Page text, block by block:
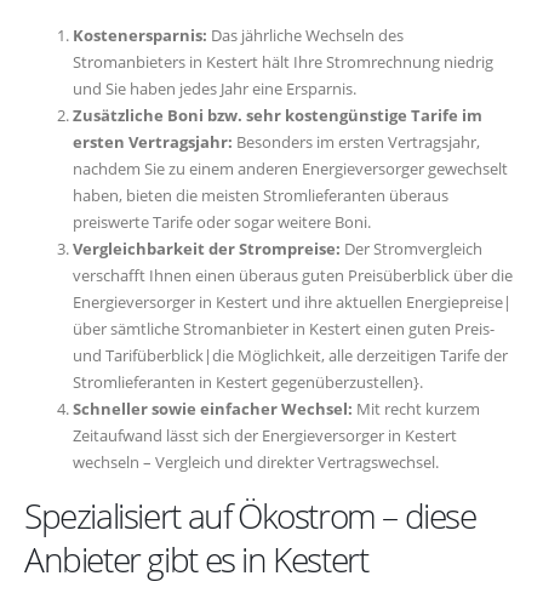
Kostenersparnis: Das jährliche Wechseln des
Stromanbieters in Kestert hält Ihre Stromrechnung niedrig
und Sie haben jedes Jahr eine Ersparnis.
Zusätzliche Boni bzw. sehr kostengünstige Tarife im
ersten Vertragsjahr: Besonders im ersten Vertragsjahr,
nachdem Sie zu einem anderen Energieversorger gewechselt
haben, bieten die meisten Stromlieferanten überaus
preiswerte Tarife oder sogar weitere Boni.
Vergleichbarkeit der Strompreise: Der Stromvergleich
verschafft Ihnen einen überaus guten Preisüberblick über die
Energieversorger in Kestert und ihre aktuellen Energiepreise|
über sämtliche Stromanbieter in Kestert einen guten Preis-
und Tarifüberblick|die Möglichkeit, alle derzeitigen Tarife der
Stromlieferanten in Kestert gegenüberzustellen}.
Schneller sowie einfacher Wechsel: Mit recht kurzem
Zeitaufwand lässt sich der Energieversorger in Kestert
wechseln – Vergleich und direkter Vertragswechsel.
Spezialisiert auf Ökostrom – diese
Anbieter gibt es in Kestert